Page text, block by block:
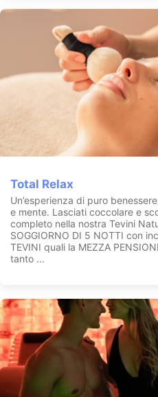
Total Relax
Un’esperienza di puro
e mente. Lasciati coccolare e
completo nella nostra Tevini
SOGGIORNO DI 5 NOTTI con
TEVINI quali la MEZZA
tanto ...